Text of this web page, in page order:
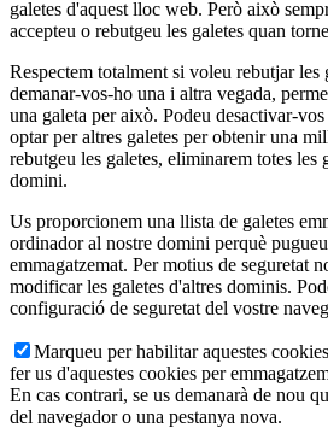
galetes d'aquest lloc web. Però això
accepteu o rebutgeu les galetes quan
Respectem totalment si voleu rebutjar les
demanar-vos-ho una i altra vegada,
una galeta per això. Podeu desactivar-
optar per altres galetes per obtenir una
rebutgeu les galetes, eliminarem totes les
domini.
Us proporcionem una llista de galetes
ordinador al nostre domini perquè
emmagatzemat. Per motius de seguretat
modificar les galetes d'altres dominis.
configuració de seguretat del vostre
Marqueu per habilitar aquestes
fer us d'aquestes cookies per
En cas contrari, se us demanarà de nou
del navegador o una pestanya nova.